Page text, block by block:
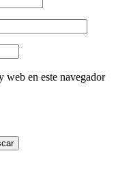
web en este navegador